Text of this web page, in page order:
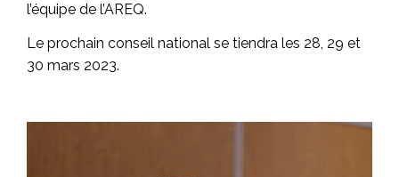
l’équipe de l’AREQ.
Le prochain conseil national se tiendra les 28, 29 et
30 mars 2023.